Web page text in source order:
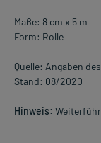
Maße: 8 cm x 5 m
Form: Rolle
Quelle: Angaben
Stand: 08/2020
Hinweis: